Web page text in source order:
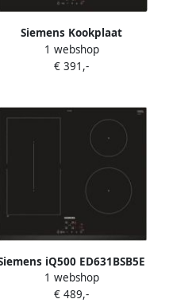
Siemens Kookplaat
EU611BEB1E |
Inductiekookplaten |
1 webshop
€ 391,-
iQ500 ED631BSB5E
kookplaat Zwart
Ingebouwd 60 cm
1 webshop
€ 489,-